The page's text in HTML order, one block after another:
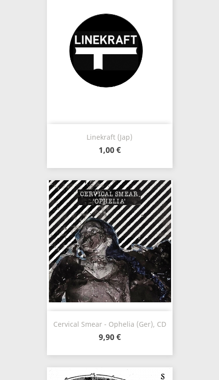
Linekraft (Jap)
1,00 €
Cervical Smear - Ophelia (Ger), CD
9,90 €